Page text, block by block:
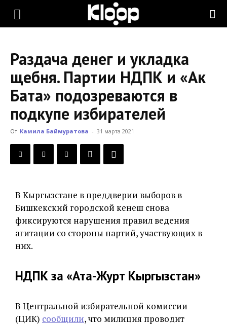
KLOOP.KG
Новости
Кыргызстана
Раздача денег и укладка
щебня. Партии НДПК и «Ак
Бата» подозреваются в
подкупе избирателей
От Камила Баймуратова - 31 марта 2021
В Кыргызстане в преддверии выборов в
Бишкекский городской кенеш снова
фиксируются нарушения правил ведения
агитации со стороны партий, участвующих в
них.
НДПК за «Ата-Журт Кыргызстан»
В Центральной избирательной комиссии
(ЦИК) сообщили, что милиция проводит